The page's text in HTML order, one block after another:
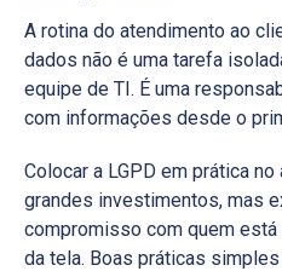
A rotina do atendimento ao
dados não é uma tarefa
equipe de TI. É uma
com informações desde o
Colocar a LGPD em prática
grandes investimentos, mas
compromisso com quem
da tela. Boas práticas